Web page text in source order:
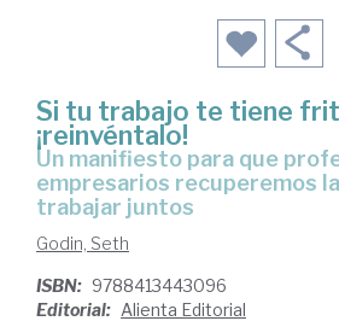
Si tu trabajo te tiene
¡reinvéntalo!
un manifiesto para que profesionales y
empresarios recuperemos
trabajar juntos
Godin, Seth
ISBN: 9788413443096
Editorial: Alienta Editorial